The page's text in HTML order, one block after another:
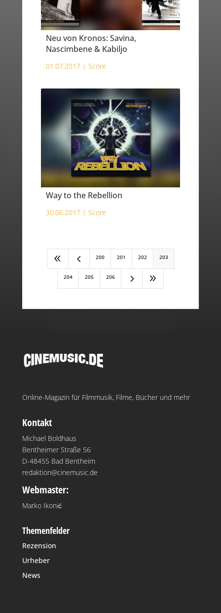
Neu von Kronos: Savina,
Nascimbene & Kabiljo
01.07.2017 | Score
Way to the Rebellion
30.06.2017 | Score
8 4 200 201 202 203
204 205 206 5 9
Online-Magazin für Filmmusik, Filme, Bücher und mehr
Kontakt
Michael Boldhaus
Bentheimer Straße 56
D-48455 Bad Bentheim
redaktion@cinemusic.de
Webmaster:
Marko Ikonić
Themenfelder
Rezension
Urheber
News